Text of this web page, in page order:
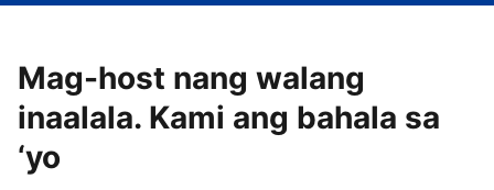
Mag-host nang walang
inaalala. Kami ang bahala sa
‘yo